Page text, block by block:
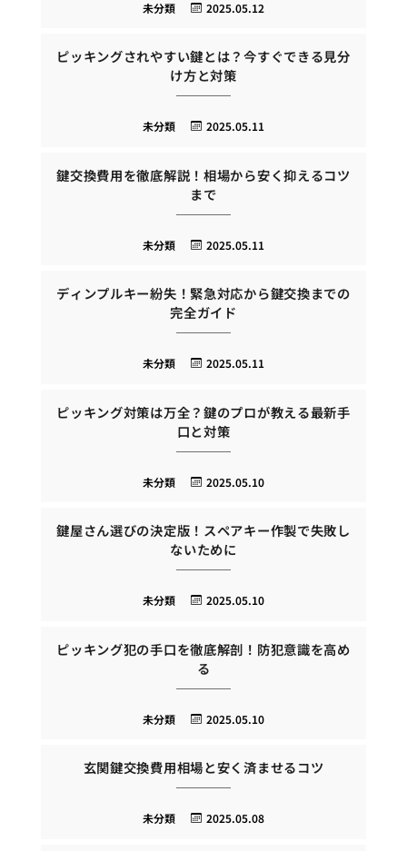
2025.05.12
未分類
ピッキングされやすい鍵とは？今すぐできる見分
け方と対策
2025.05.11
未分類
鍵交換費用を徹底解説！相場から安く抑えるコツ
まで
2025.05.11
未分類
ディンプルキー紛失！緊急対応から鍵交換までの
完全ガイド
2025.05.11
未分類
ピッキング対策は万全？鍵のプロが教える最新手
口と対策
2025.05.10
未分類
鍵屋さん選びの決定版！スペアキー作製で失敗し
ないために
2025.05.10
未分類
ピッキング犯の手口を徹底解剖！防犯意識を高め
る
2025.05.10
未分類
玄関鍵交換費用相場と安く済ませるコツ
2025.05.08
未分類